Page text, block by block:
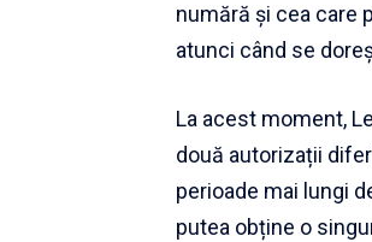
numără și cea care
atunci când se
La acest moment,
două autorizații
perioade mai lungi
putea obține o